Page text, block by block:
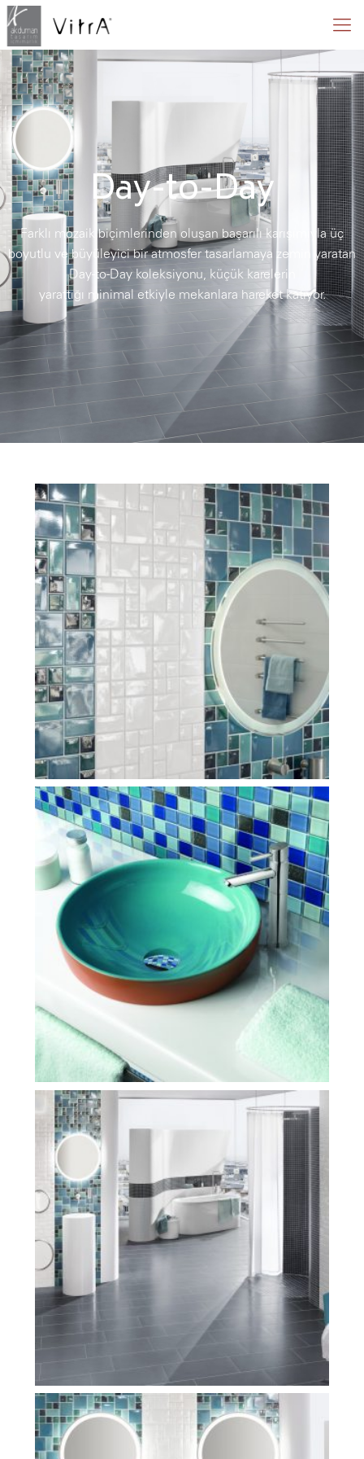
Day-to-Day
Farklı mozaik biçimlerinden oluşan başarılı karışımıyla üç
boyutlu ve büyüleyici bir atmosfer tasarlamaya zemin yaratan
Day-to-Day koleksiyonu, küçük karelerin
yarattığı minimal etkiyle mekanlara hareket katıyor.